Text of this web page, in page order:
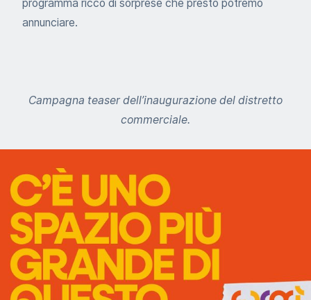
programma ricco di sorprese che presto potremo
annunciare.
Campagna teaser dell’inaugurazione del distretto
commerciale.